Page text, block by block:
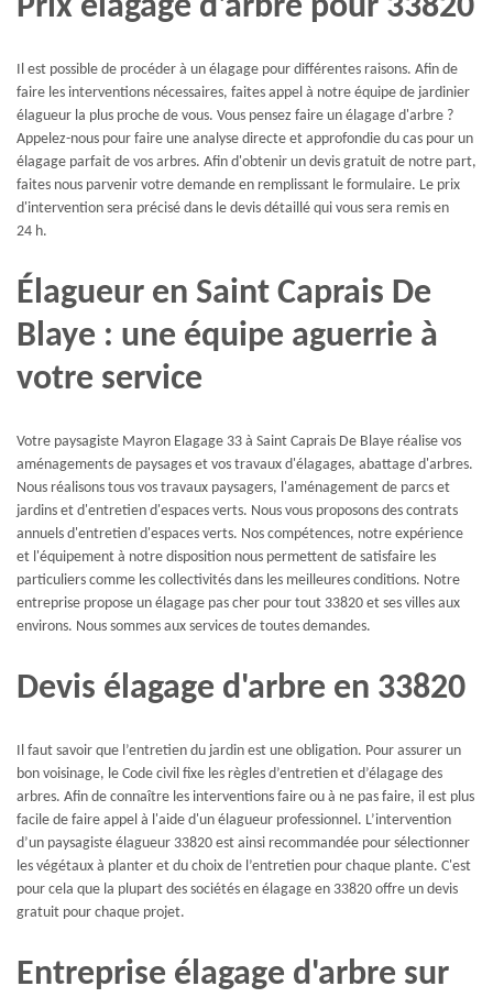
Prix élagage d'arbre pour 33820
Il est possible de procéder à un élagage pour différentes raisons. Afin de
faire les interventions nécessaires, faites appel à notre équipe de jardinier
élagueur la plus proche de vous. Vous pensez faire un élagage d'arbre ?
Appelez-nous pour faire une analyse directe et approfondie du cas pour un
élagage parfait de vos arbres. Afin d'obtenir un devis gratuit de notre part,
faites nous parvenir votre demande en remplissant le formulaire. Le prix
d'intervention sera précisé dans le devis détaillé qui vous sera remis en
24 h.
Élagueur en Saint Caprais De
Blaye : une équipe aguerrie à
votre service
Votre paysagiste Mayron Elagage 33 à Saint Caprais De Blaye réalise vos
aménagements de paysages et vos travaux d'élagages, abattage d'arbres.
Nous réalisons tous vos travaux paysagers, l'aménagement de parcs et
jardins et d'entretien d'espaces verts. Nous vous proposons des contrats
annuels d'entretien d'espaces verts. Nos compétences, notre expérience
et l'équipement à notre disposition nous permettent de satisfaire les
particuliers comme les collectivités dans les meilleures conditions. Notre
entreprise propose un élagage pas cher pour tout 33820 et ses villes aux
environs. Nous sommes aux services de toutes demandes.
Devis élagage d'arbre en 33820
Il faut savoir que l’entretien du jardin est une obligation. Pour assurer un
bon voisinage, le Code civil fixe les règles d’entretien et d’élagage des
arbres. Afin de connaître les interventions faire ou à ne pas faire, il est plus
facile de faire appel à l'aide d'un élagueur professionnel. L’intervention
d’un paysagiste élagueur 33820 est ainsi recommandée pour sélectionner
les végétaux à planter et du choix de l’entretien pour chaque plante. C'est
pour cela que la plupart des sociétés en élagage en 33820 offre un devis
gratuit pour chaque projet.
Entreprise élagage d'arbre sur